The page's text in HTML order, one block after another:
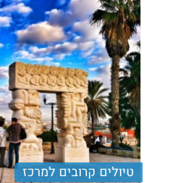
טיולים קרובים למרכז
ממליצים
צור קשר